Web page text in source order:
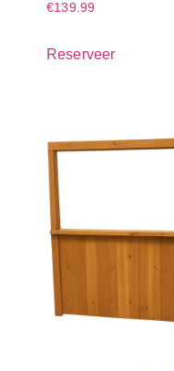
€139.99
Reserveer